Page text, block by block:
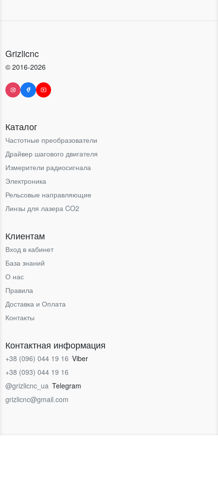
Grizlicnc
© 2016-2026
Каталог
Частотные преобразователи
Драйвер шагового двигателя
Измерители радиосигнала
Электроника
Рельсовые направляющие
Линзы для лазера CO2
Клиентам
Вход в кабинет
База знаний
О нас
Правила
Доставка и Оплата
Контакты
Контактная информация
+38 (096) 044 19 16 Viber
+38 (093) 044 19 16
@grizlicnc_ua Telegram
grizlicnc@gmail.com